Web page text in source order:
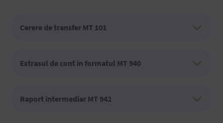
Cerere de transfer MT 101
Extrasul de cont in formatul MT 940
Raport intermediar MT 942